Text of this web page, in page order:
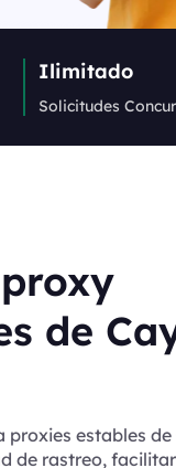
Ilimitado
Solicitudes
de
estables
de rastreo,